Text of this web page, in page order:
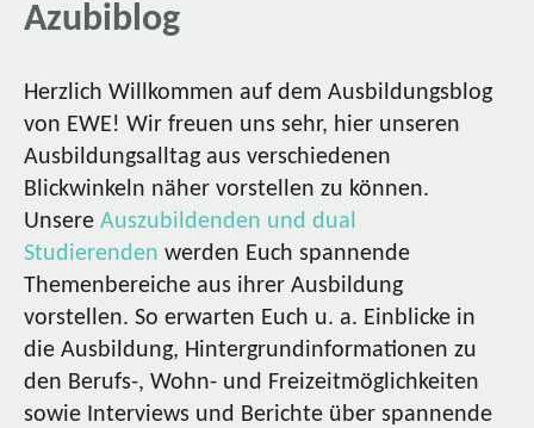
Azubiblog
Herzlich Willkommen auf dem Ausbildungsblog
von EWE! Wir freuen uns sehr, hier unseren
Ausbildungsalltag aus verschiedenen
Blickwinkeln näher vorstellen zu können.
Unsere Auszubildenden und dual
Studierenden werden Euch spannende
Themenbereiche aus ihrer Ausbildung
vorstellen. So erwarten Euch u. a. Einblicke in
die Ausbildung, Hintergrundinformationen zu
den Berufs-, Wohn- und Freizeitmöglichkeiten
sowie Interviews und Berichte über spannende